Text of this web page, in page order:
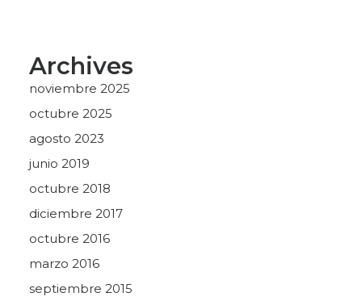
Archives
noviembre 2025
octubre 2025
agosto 2023
junio 2019
octubre 2018
diciembre 2017
octubre 2016
marzo 2016
septiembre 2015